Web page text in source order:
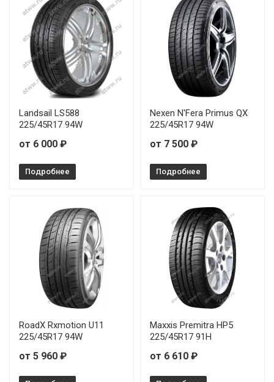
Landsail LS588
225/45R17 94W
от 6 000 ₽
Подробнее
Nexen N'Fera Primus QX
225/45R17 94W
от 7 500 ₽
Подробнее
RoadX Rxmotion U11
225/45R17 94W
от 5 960 ₽
Maxxis Premitra HP5
225/45R17 91H
от 6 610 ₽